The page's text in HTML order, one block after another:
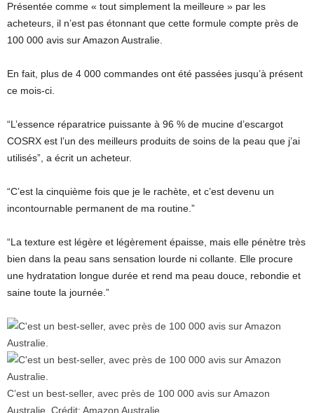
Présentée comme « tout simplement la meilleure » par les
acheteurs, il n’est pas étonnant que cette formule compte près de
100 000 avis sur Amazon Australie.
En fait, plus de 4 000 commandes ont été passées jusqu’à présent
ce mois-ci.
“L’essence réparatrice puissante à 96 % de mucine d’escargot
COSRX est l’un des meilleurs produits de soins de la peau que j’ai
utilisés”, a écrit un acheteur.
“C’est la cinquième fois que je le rachète, et c’est devenu un
incontournable permanent de ma routine.”
“La texture est légère et légèrement épaisse, mais elle pénètre très
bien dans la peau sans sensation lourde ni collante. Elle procure
une hydratation longue durée et rend ma peau douce, rebondie et
saine toute la journée.”
C’est un best-seller, avec près de 100 000 avis sur Amazon
Australie. Crédit: Amazon Australie